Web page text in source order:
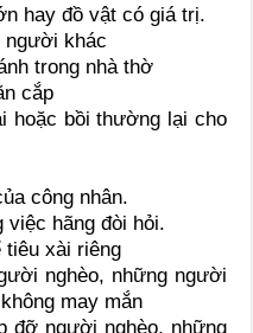
đồ vật có giá trị.
khác
trong nhà thờ
cắp
bồi thường lại cho
công nhân.
hãng đòi hỏi.
xài riêng
nghèo, những người
may mắn
người nghèo, những